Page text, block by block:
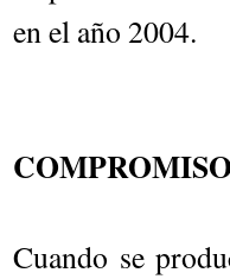
en el año 2004.
Cuando se